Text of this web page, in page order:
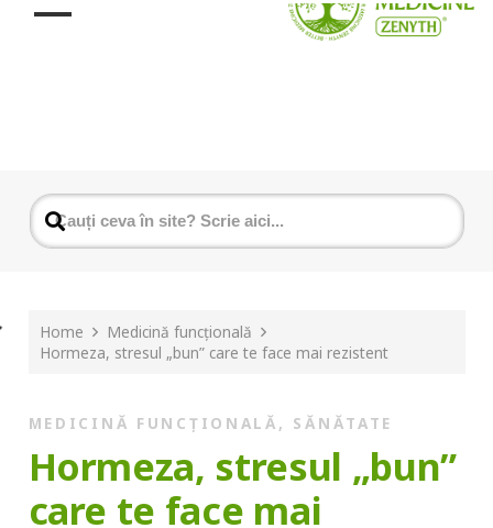
Home
Medicină funcțională
Hormeza, stresul „bun” care te face mai rezistent
MEDICINĂ FUNCȚIONALĂ , SĂNĂTATE
Hormeza, stresul „bun”
care te face mai